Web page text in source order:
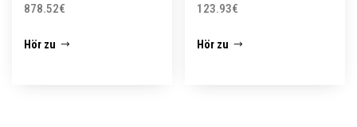
878.52€
Hör zu
123.93€
Hör zu